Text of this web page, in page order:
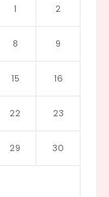
1 2
8 9
15 16
22 23
29 30